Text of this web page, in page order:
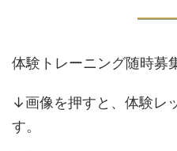
体験トレーニング随時募
↓画像を押すと、体験レ
す。